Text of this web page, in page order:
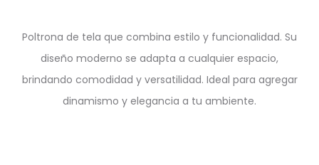
Poltrona de tela que combina estilo y funcionalidad. Su
diseño moderno se adapta a cualquier espacio,
brindando comodidad y versatilidad. Ideal para agregar
dinamismo y elegancia a tu ambiente.